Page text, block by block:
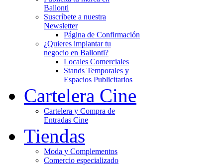
Ballonti
Suscríbete a nuestra
Newsletter
Página de Confirmación
¿Quieres implantar tu
negocio en Ballonti?
Locales Comerciales
Stands Temporales y
Espacios Publicitarios
Cartelera Cine
Cartelera y Compra de
Entradas Cine
Tiendas
Moda y Complementos
Comercio especializado